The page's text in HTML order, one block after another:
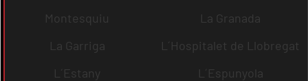
Montesquiu
La Granada
La Garriga
L´Hospitalet de Llobregat
L´Estany
L´Espunyola